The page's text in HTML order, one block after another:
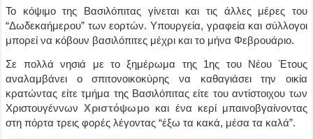
Το κόψιμο της Βασιλόπιτας γίνεται και τις άλλες μέρες του
“Δωδεκαήμερου” των εορτών. Υπουργεία, γραφεία και σύλλογοι
μπορεί να κόβουν βασιλόπιτες μέχρι και το μήνα Φεβρουάριο.
Σε πολλά νησιά με το ξημέρωμα της 1ης του Νέου Έτους
αναλαμβάνει ο σπιτονοικοκύρης να καθαγιάσει την οικία
κρατώντας είτε τμήμα της Βασιλόπιτας είτε του αντίστοιχου των
ΧριστουγέννωνΧριστόψωμο και ένα κερί μπαινοβγαίνοντας
στη πόρτα τρεις φορές λέγοντας “έξω τα κακά, μέσα τα καλά”.